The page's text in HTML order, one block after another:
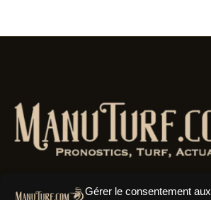
Gérer le consentement aux